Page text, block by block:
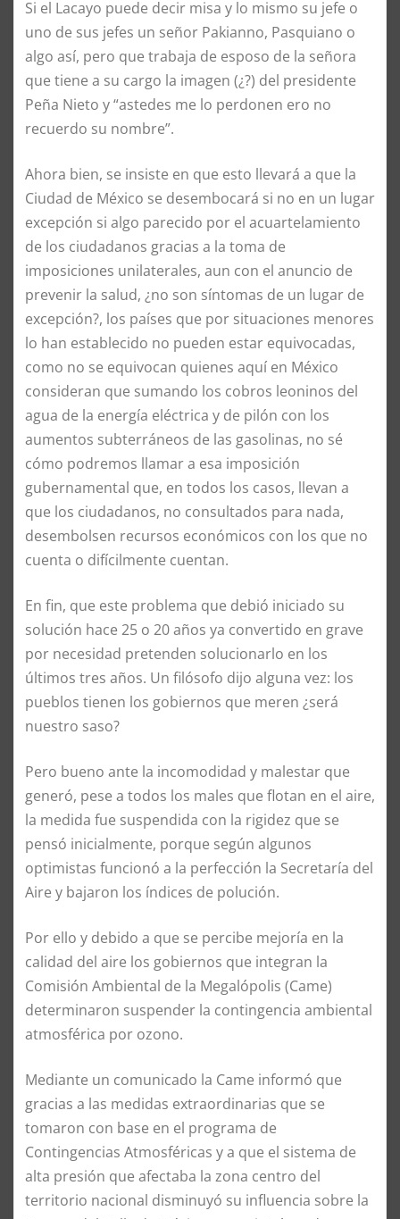
Si el Lacayo puede decir misa y lo mismo su jefe o
uno de sus jefes un señor Pakianno, Pasquiano o
algo así, pero que trabaja de esposo de la señora
que tiene a su cargo la imagen (¿?) del presidente
Peña Nieto y “astedes me lo perdonen ero no
recuerdo su nombre”.
Ahora bien, se insiste en que esto llevará a que la
Ciudad de México se desembocará si no en un lugar
excepción si algo parecido por el acuartelamiento
de los ciudadanos gracias a la toma de
imposiciones unilaterales, aun con el anuncio de
prevenir la salud, ¿no son síntomas de un lugar de
excepción?, los países que por situaciones menores
lo han establecido no pueden estar equivocadas,
como no se equivocan quienes aquí en México
consideran que sumando los cobros leoninos del
agua de la energía eléctrica y de pilón con los
aumentos subterráneos de las gasolinas, no sé
cómo podremos llamar a esa imposición
gubernamental que, en todos los casos, llevan a
que los ciudadanos, no consultados para nada,
desembolsen recursos económicos con los que no
cuenta o difícilmente cuentan.
En fin, que este problema que debió iniciado su
solución hace 25 o 20 años ya convertido en grave
por necesidad pretenden solucionarlo en los
últimos tres años. Un filósofo dijo alguna vez: los
pueblos tienen los gobiernos que meren ¿será
nuestro saso?
Pero bueno ante la incomodidad y malestar que
generó, pese a todos los males que flotan en el aire,
la medida fue suspendida con la rigidez que se
pensó inicialmente, porque según algunos
optimistas funcionó a la perfección la Secretaría del
Aire y bajaron los índices de polución.
Por ello y debido a que se percibe mejoría en la
calidad del aire los gobiernos que integran la
Comisión Ambiental de la Megalópolis (Came)
determinaron suspender la contingencia ambiental
atmosférica por ozono.
Mediante un comunicado la Came informó que
gracias a las medidas extraordinarias que se
tomaron con base en el programa de
Contingencias Atmosféricas y a que el sistema de
alta presión que afectaba la zona centro del
territorio nacional disminuyó su influencia sobre la